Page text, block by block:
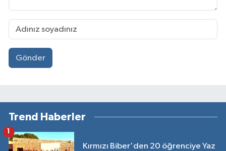
Gönder
Trend Haberler
Kırmızı Biber'den 20 öğrenciye Yaz
1